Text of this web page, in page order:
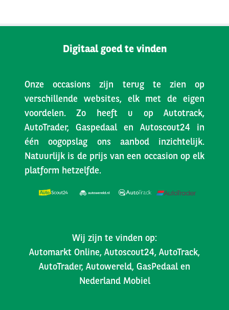
Digitaal goed te vinden
Onze occasions zijn terug te zien op
verschillende websites, elk met de eigen
voordelen. Zo heeft u op Autotrack,
AutoTrader, Gaspedaal en Autoscout24 in
één oogopslag ons aanbod inzichtelijk.
Natuurlijk is de prijs van een occasion op elk
platform hetzelfde.
Wij zijn te vinden op:
Automarkt Online, Autoscout24, AutoTrack,
AutoTrader, Autowereld, GasPedaal en
Nederland Mobiel